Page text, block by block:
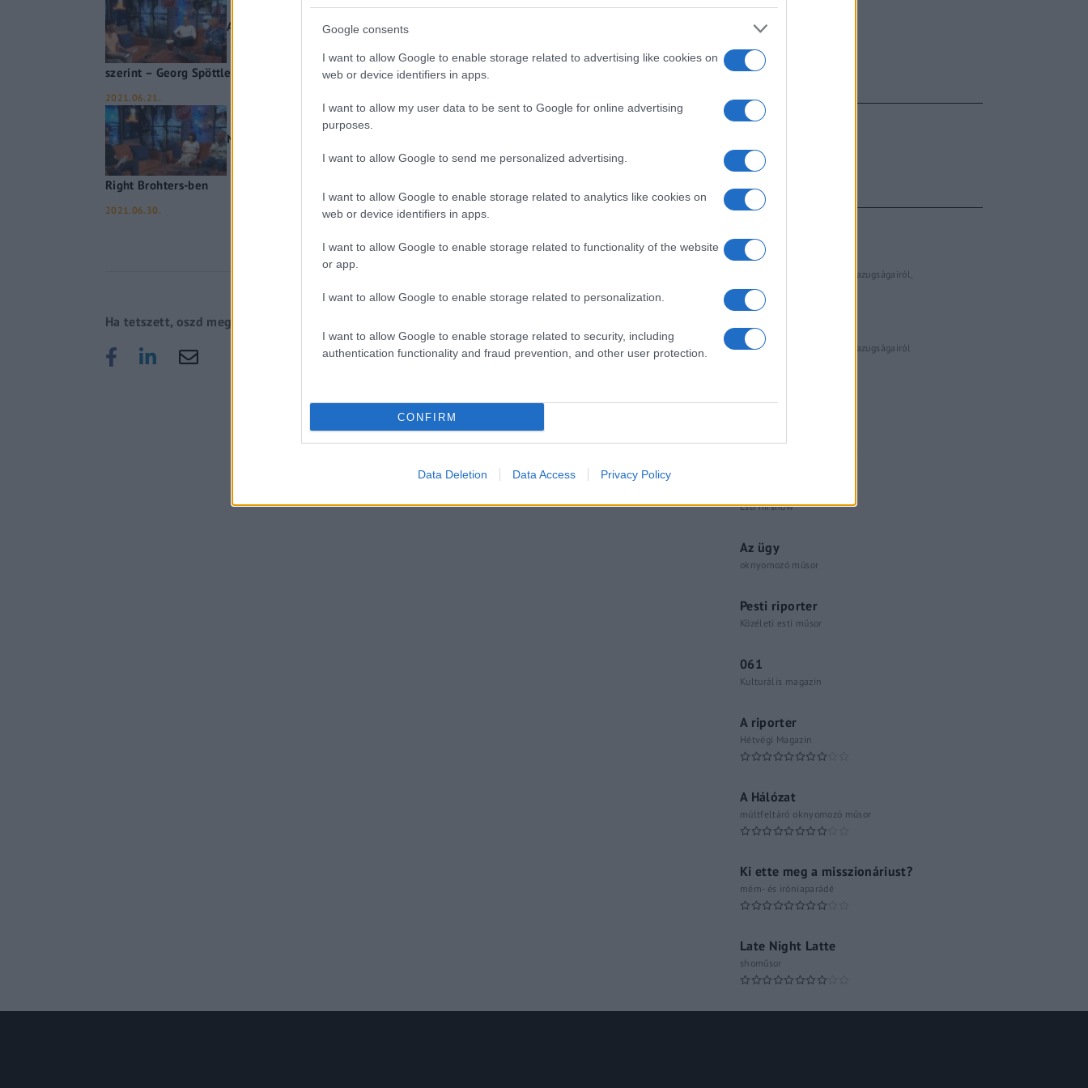
Google consents
I want to allow Google to enable storage related to advertising like cookies on
web or device identifiers in apps.
I want to allow my user data to be sent to Google for online advertising
purposes.
I want to allow Google to send me personalized advertising.
I want to allow Google to enable storage related to analytics like cookies on
web or device identifiers in apps.
I want to allow Google to enable storage related to functionality of the website
or app.
I want to allow Google to enable storage related to personalization.
I want to allow Google to enable storage related to security, including
authentication functionality and fraud prevention, and other user protection.
CONFIRM
Data Deletion Data Access Privacy Policy
A születés után is legális megölni egy gyereket egy átlagos amerikai tinédzser
szerint – Georg Spöttle és Filep Dávid a The Right Brothers vendége
2021.06.21.
Női bugyikat ihletett meg George Floyd – Georg Spöttle és Molnár Dóra a The
Right Brohters-ben
2021.06.30.
Ha tetszett, oszd meg!
FŐCÍM
AJÁNLOTT VIDEÓK
Libernyákok
elemző műsor a baloldal hazugságairól
Görbe tükör a baloldalról
Számok és tények
elemző műsor a baloldal hazugságairól
talk-show
Hópelyhek olvadása
Esti hírshow
Az ügy
oknyomozó műsor
Pesti riporter
Közéleti esti műsor
061
Kulturális magazin
A riporter
Hétvégi Magazin
A Hálózat
múltfeltáró oknyomozó műsor
Ki ette meg a misszionáriust?
mém- és iróniaparádé
Late Night Latte
shoműsor